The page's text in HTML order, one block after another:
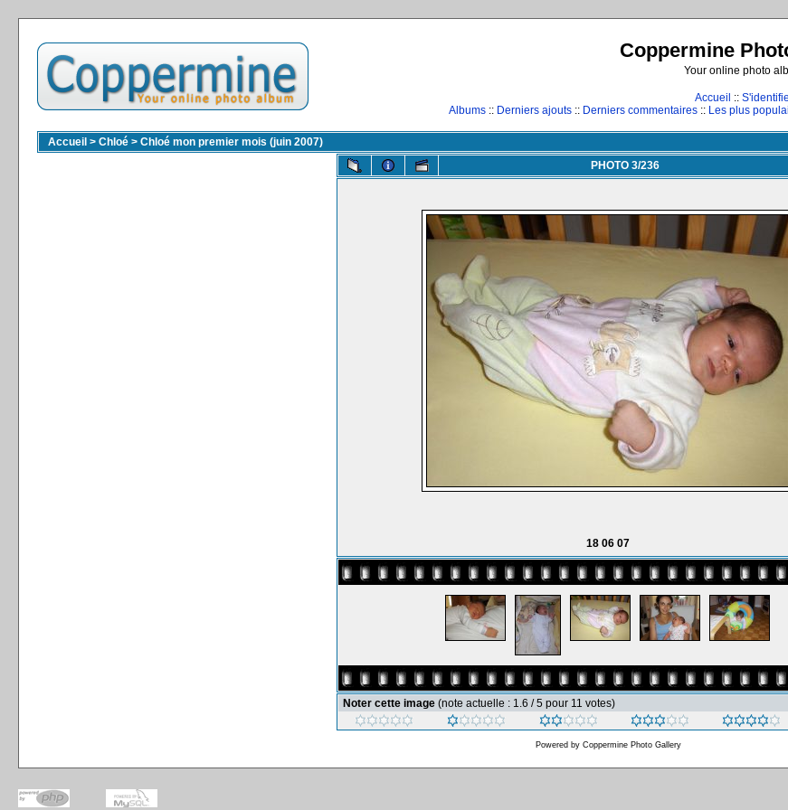
Coppermine
Your online photo
Accueil ::
Albums :: Derniers ajouts :: Derniers commentaires :: Les plus
Accueil > Chloé > Chloé mon premier mois (juin 2007)
PHOTO 3/236
18 06 07
Noter cette image (note actuelle : 1.6 / 5 pour 11 votes)
Powered by Coppermine Photo Gallery